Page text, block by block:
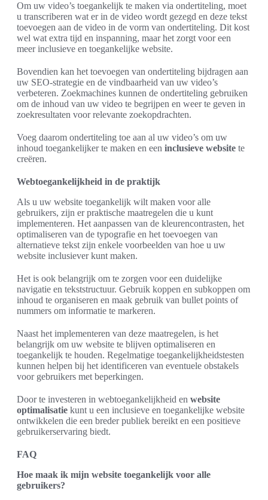
Om uw video’s toegankelijk te maken via ondertiteling, moet
u transcriberen wat er in de video wordt gezegd en deze tekst
toevoegen aan de video in de vorm van ondertiteling. Dit kost
wel wat extra tijd en inspanning, maar het zorgt voor een
meer inclusieve en toegankelijke website.
Bovendien kan het toevoegen van ondertiteling bijdragen aan
uw SEO-strategie en de vindbaarheid van uw video’s
verbeteren. Zoekmachines kunnen de ondertiteling gebruiken
om de inhoud van uw video te begrijpen en weer te geven in
zoekresultaten voor relevante zoekopdrachten.
Voeg daarom ondertiteling toe aan al uw video’s om uw
inhoud toegankelijker te maken en een inclusieve website te
creëren.
Webtoegankelijkheid in de praktijk
Als u uw website toegankelijk wilt maken voor alle
gebruikers, zijn er praktische maatregelen die u kunt
implementeren. Het aanpassen van de kleurencontrasten, het
optimaliseren van de typografie en het toevoegen van
alternatieve tekst zijn enkele voorbeelden van hoe u uw
website inclusiever kunt maken.
Het is ook belangrijk om te zorgen voor een duidelijke
navigatie en tekststructuur. Gebruik koppen en subkoppen om
inhoud te organiseren en maak gebruik van bullet points of
nummers om informatie te markeren.
Naast het implementeren van deze maatregelen, is het
belangrijk om uw website te blijven optimaliseren en
toegankelijk te houden. Regelmatige toegankelijkheidstesten
kunnen helpen bij het identificeren van eventuele obstakels
voor gebruikers met beperkingen.
Door te investeren in webtoegankelijkheid en website
optimalisatie kunt u een inclusieve en toegankelijke website
ontwikkelen die een breder publiek bereikt en een positieve
gebruikerservaring biedt.
FAQ
Hoe maak ik mijn website toegankelijk voor alle
gebruikers?